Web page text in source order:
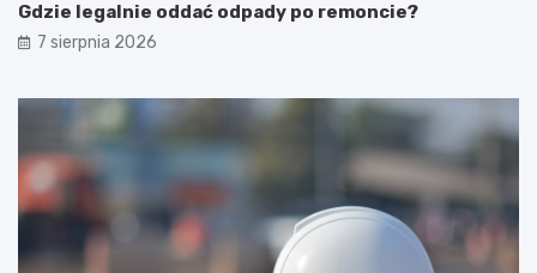
Gdzie legalnie oddać odpady po remoncie?
7 sierpnia 2026